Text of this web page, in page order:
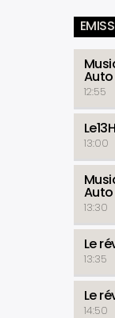
12:55
Le13H
13:00
13:30
Le
13:35
Le
14:50